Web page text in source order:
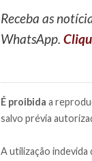
Receba as
WhatsApp.
É proibida a
salvo prévia
A utilização